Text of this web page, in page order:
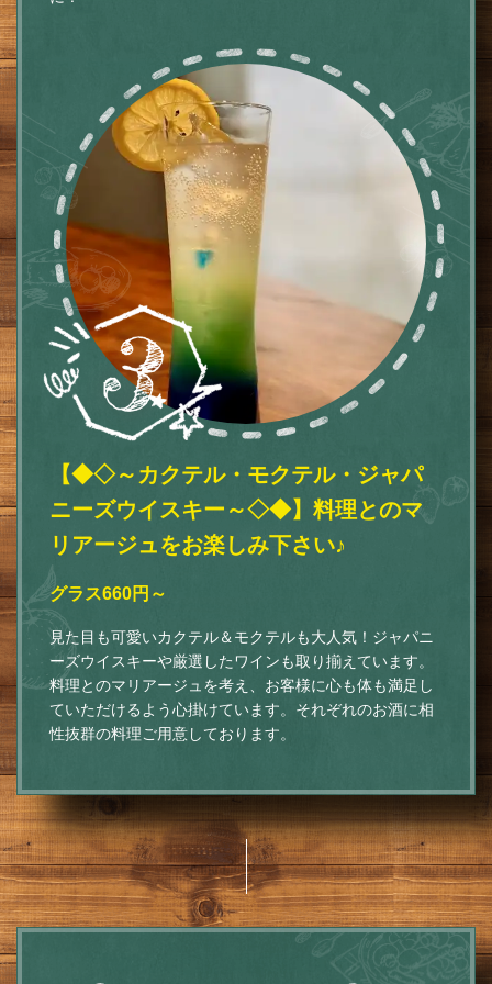
【◆◇～カクテル・モクテル・ジャパ
ニーズウイスキー～◇◆】料理とのマ
リアージュをお楽しみ下さい♪
グラス660円～
見た目も可愛いカクテル＆モクテルも大人気！ジャパニ
ーズウイスキーや厳選したワインも取り揃えています。
料理とのマリアージュを考え、お客様に心も体も満足し
ていただけるよう心掛けています。それぞれのお酒に相
性抜群の料理ご用意しております。